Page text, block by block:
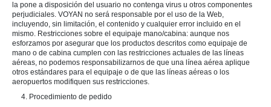
la pone a disposición del usuario no contenga virus u otros componentes
perjudiciales. VOYAN no será responsable por el uso de la Web,
incluyendo, sin limitación, el contenido y cualquier error incluido en el
mismo. Restricciones sobre el equipaje mano/cabina: aunque nos
esforzamos por asegurar que los productos descritos como equipaje de
mano o de cabina cumplen con las restricciones actuales de las líneas
aéreas, no podemos responsabilizarnos de que una línea aérea aplique
otros estándares para el equipaje o de que las líneas aéreas o los
aeropuertos modifiquen sus restricciones.
4. Procedimiento de pedido